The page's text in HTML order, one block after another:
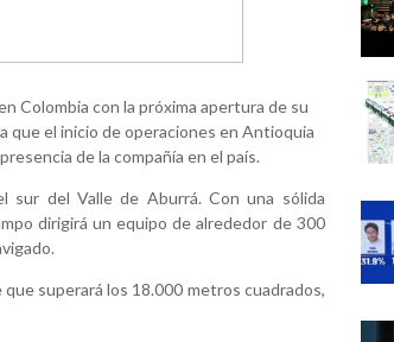
Colombia con la próxima apertura de su
que el inicio de operaciones en Antioquia
de la compañía en el país.
sur del Valle de Aburrá. Con una sólida
dirigirá un equipo de alrededor de 300
superará los 18.000 metros cuadrados,